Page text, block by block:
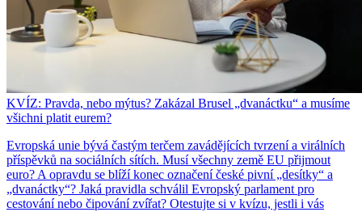
KVÍZ: Pravda, nebo mýtus? Zakázal Brusel „dvanáctku“ a musíme
všichni platit eurem?
Evropská unie bývá častým terčem zavádějících tvrzení a virálních
příspěvků na sociálních sítích. Musí všechny země EU přijmout
euro? A opravdu se blíží konec označení české pivní „desítky“ a
„dvanáctky“? Jaká pravidla schválil Evropský parlament pro
cestování nebo čipování zvířat? Otestujte si v kvízu, jestli i vás